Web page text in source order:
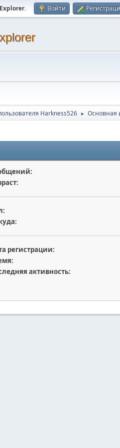
. Войти
Harkness526 ► Основная
регистрации:
активность: